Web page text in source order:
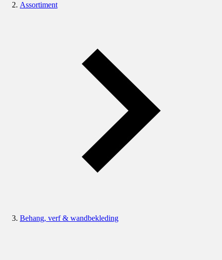
Assortiment
Behang, verf & wandbekleding